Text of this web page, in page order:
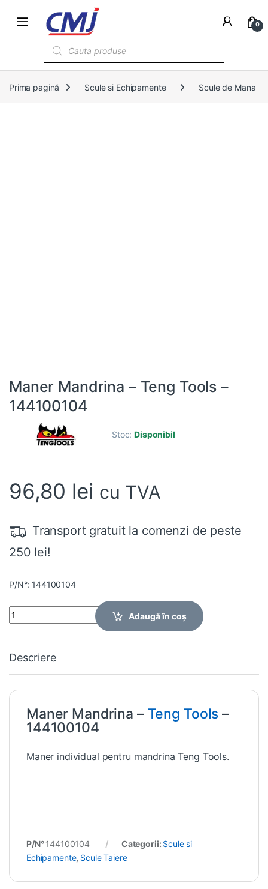
0
Prima pagină Scule si Echipamente Scule de Mana
Maner Mandrina – Teng Tools –
144100104
Stoc:Disponibil
96,80 lei cu TVA
Transport gratuit la comenzi de peste
250 lei!
P/N°: 144100104
Quantity
Adaugă în coș
Descriere
Maner Mandrina – Teng Tools –
144100104
Maner individual pentru mandrina Teng Tools.
P/N°144100104 Categorii: Scule si
Echipamente, Scule Taiere